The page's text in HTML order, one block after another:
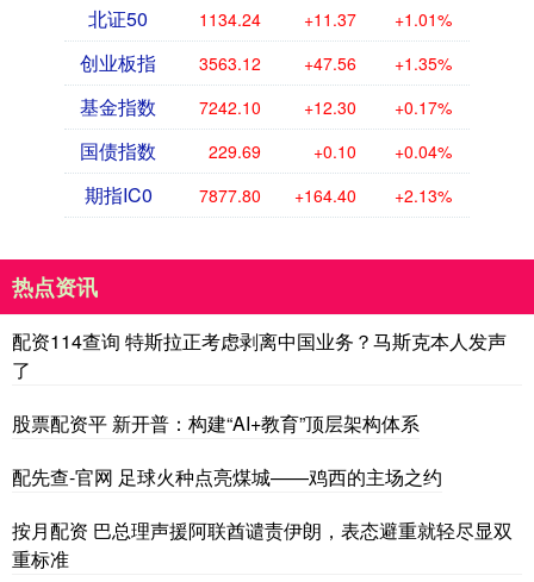
北证50 1134.24 +11.37 +1.01%
创业板指 3563.12 +47.56 +1.35%
基金指数 7242.10 +12.30 +0.17%
国债指数 229.69 +0.10 +0.04%
期指IC0 7877.80 +164.40 +2.13%
热点资讯
配资114查询 特斯拉正考虑剥离中国业务？马斯克本人发声
了
股票配资平 新开普：构建“AI+教育”顶层架构体系
配先查-官网 足球火种点亮煤城——鸡西的主场之约
按月配资 巴总理声援阿联酋谴责伊朗，表态避重就轻尽显双
重标准